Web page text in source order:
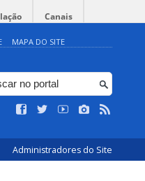
Canais
MAPA DO SITE
Administradores do Site